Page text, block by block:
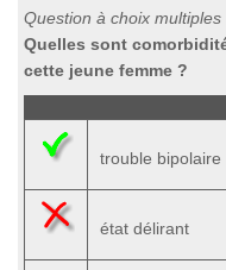
Question à choix multiples
Quelles sont
cette jeune femme ?
trouble bipolaire
état délirant